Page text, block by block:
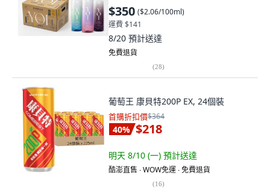
$350 ($2.06/100ml)
運費 $141
8/20 預計送達
免費退貨
(28)
葡萄王 康貝特200P EX, 24個裝
首購折扣價$364
40% $218
明天 8/10 (一) 預計送達
酷澎直售 ∙ WOW免運 ∙ 免費退貨
(16)